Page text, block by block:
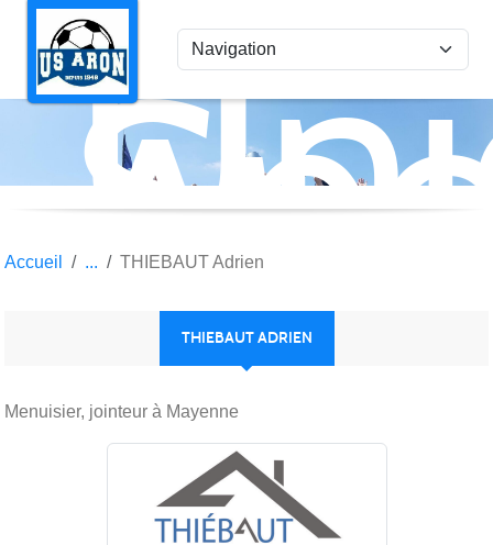
Accueil THIEBAUT Adrien
THIEBAUT ADRIEN
Menuisier, jointeur à Mayenne
Panneau de gestion des cookies